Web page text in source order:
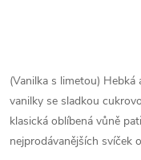
(Vanilka s limetou)
vanilky se sladkou
klasická oblíbená vůně
nejprodávanějších svíček